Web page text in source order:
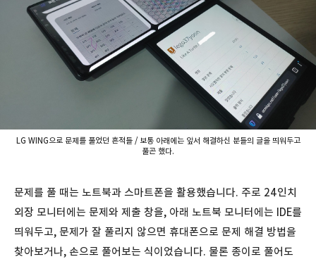
LG WING으로 문제를 풀었던 흔적들 / 보통 아래에는 앞서 해결하신 분들의 글을 띄워두고
풀곤 했다.
문제를 풀 때는 노트북과 스마트폰을 활용했습니다. 주로 24인치
외장 모니터에는 문제와 제출 창을, 아래 노트북 모니터에는 IDE를
띄워두고, 문제가 잘 풀리지 않으면 휴대폰으로 문제 해결 방법을
찾아보거나, 손으로 풀어보는 식이었습니다. 물론 종이로 풀어도